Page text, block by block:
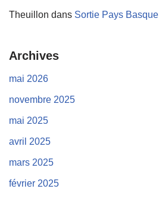
Theuillon dans Sortie Pays Basque
Archives
mai 2026
novembre 2025
mai 2025
avril 2025
mars 2025
février 2025